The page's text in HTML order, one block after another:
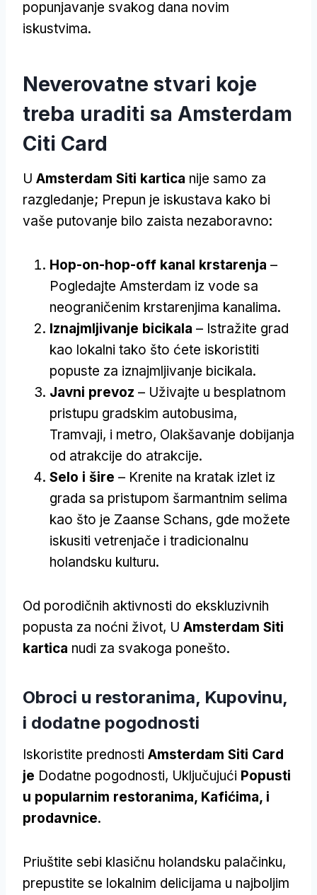
popunjavanje svakog dana novim
iskustvima.
Neverovatne stvari koje
treba uraditi sa Amsterdam
Citi Card
U Amsterdam Siti kartica nije samo za
razgledanje; Prepun je iskustava kako bi
vaše putovanje bilo zaista nezaboravno:
Hop-on-hop-off kanal krstarenja –
Pogledajte Amsterdam iz vode sa
neograničenim krstarenjima kanalima.
Iznajmljivanje bicikala – Istražite grad
kao lokalni tako što ćete iskoristiti
popuste za iznajmljivanje bicikala.
Javni prevoz – Uživajte u besplatnom
pristupu gradskim autobusima,
Tramvaji, i metro, Olakšavanje dobijanja
od atrakcije do atrakcije.
Selo i šire – Krenite na kratak izlet iz
grada sa pristupom šarmantnim selima
kao što je Zaanse Schans, gde možete
iskusiti vetrenjače i tradicionalnu
holandsku kulturu.
Od porodičnih aktivnosti do ekskluzivnih
popusta za noćni život, U Amsterdam Siti
kartica nudi za svakoga ponešto.
Obroci u restoranima, Kupovinu,
i dodatne pogodnosti
Iskoristite prednosti Amsterdam Siti Card
je Dodatne pogodnosti, Uključujući Popusti
u popularnim restoranima, Kafićima, i
prodavnice.
Priuštite sebi klasičnu holandsku palačinku,
prepustite se lokalnim delicijama u najboljim